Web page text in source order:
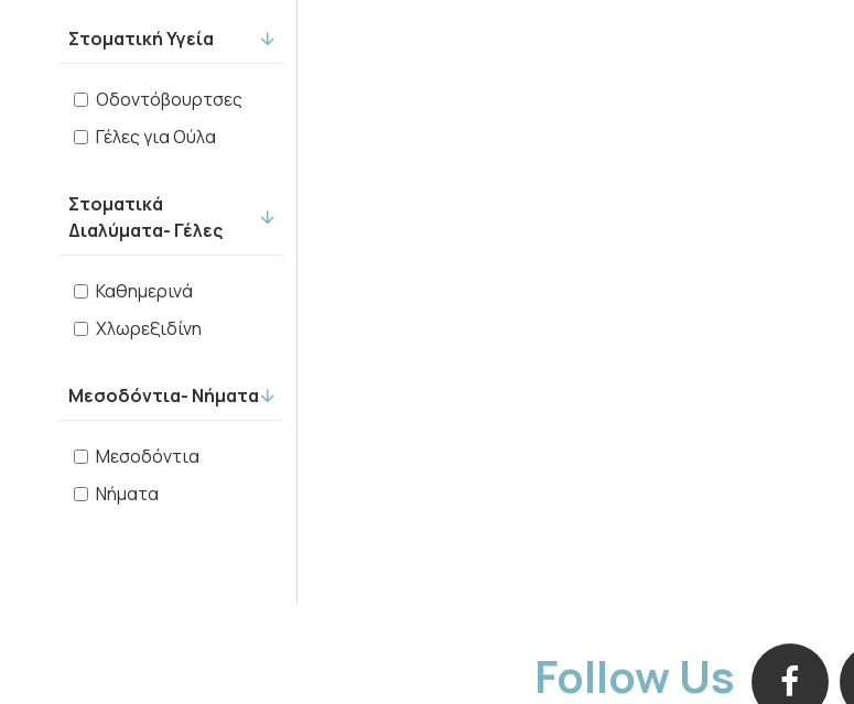
Frezyderm
Froika
Haan
Intermed
Listerine
Marvis
Medico
Στοματική Υγεία
Οδοντόβουρτσες
Γέλες για Ούλα
Στοματικά
Διαλύματα- Γέλες
Καθημερινά
Χλωρεξιδίνη
Μεσοδόντια- Νήματα
Μεσοδόντια
Νήματα
Follow Us